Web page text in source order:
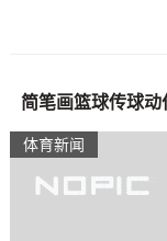
体育新闻
简笔画篮球传球动